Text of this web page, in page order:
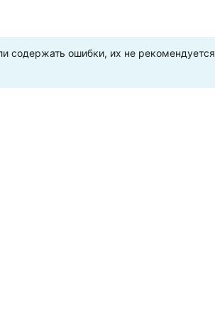
содержать ошибки, их не рекомендуется